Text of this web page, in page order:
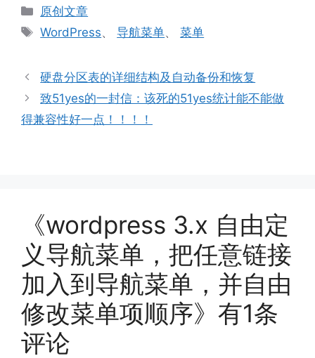
分
类
原创文章
标
WordPress、导航菜单、菜单
硬盘分区表的详细结构及自动备份和恢复
致51yes的一封信：该死的51yes统计能不能做
得兼容性好一点！！！！
《wordpress 3.x 自由定
义导航菜单，把任意链接
加入到导航菜单，并自由
修改菜单项顺序》有1条
评论